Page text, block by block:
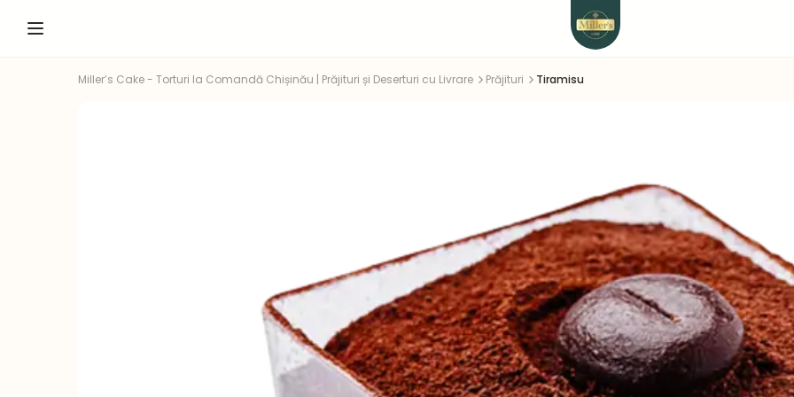
Miller’s Cake - Torturi la Comandă Chișinău | Prăjituri și Deserturi cu Livrare Prăjituri Tiramisu